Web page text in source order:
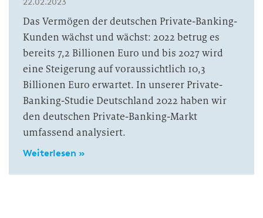
22.02.2023
Das Vermögen der deutschen Private-Banking-
Kunden wächst und wächst: 2022 betrug es
bereits 7,2 Billionen Euro und bis 2027 wird
eine Steigerung auf voraussichtlich 10,3
Billionen Euro erwartet. In unserer Private-
Banking-Studie Deutschland 2022 haben wir
den deutschen Private-Banking-Markt
umfassend analysiert.
Weiterlesen »